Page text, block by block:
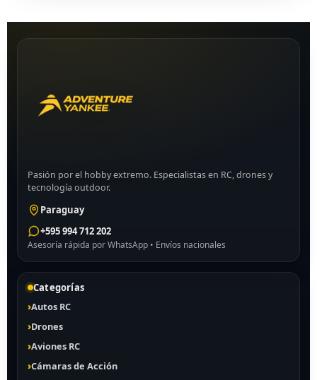
Pasión por el hobby extremo. Especialistas en RC, drones y
tecnología outdoor.
Paraguay
+595 994 712 202
Asesoría rápida por WhatsApp • Envíos nacionales
Categorías
Autos RC
Drones
Aviones RC
Cámaras de Acción